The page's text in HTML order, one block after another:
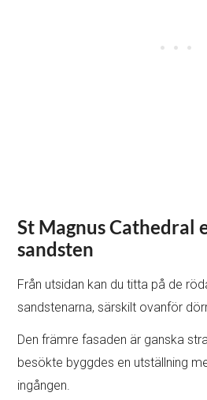
St Magnus Cathedral
sandsten
Från utsidan kan du titta på de
sandstenarna, särskilt ovanför
Den främre fasaden är ganska
besökte byggdes en utställning
ingången.